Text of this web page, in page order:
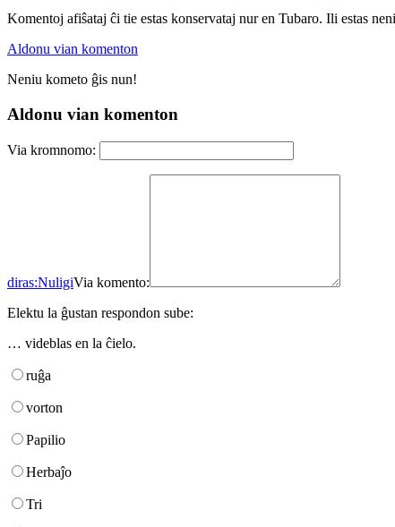
Komentoj afiŝataj ĉi tie estas konservataj nur en Tubaro. Ili estas
Aldonu vian komenton
Neniu kometo ĝis nun!
Aldonu vian komenton
Via kromnomo:
diras:NuligiVia komento:
Elektu la ĝustan respondon sube:
… videblas en la ĉielo.
ruĝa
vorton
Papilio
Herbaĵo
Tri